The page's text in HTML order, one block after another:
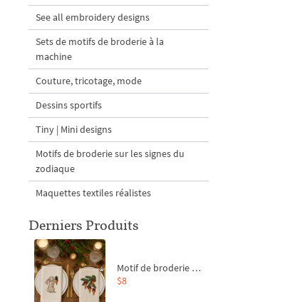
See all embroidery designs
Sets de motifs de broderie à la
machine
Couture, tricotage, mode
Dessins sportifs
Tiny | Mini designs
Motifs de broderie sur les signes du
zodiaque
Maquettes textiles réalistes
Derniers Produits
Motif de broderie machine Branche de sapin et carottes - 4 tailles
$8